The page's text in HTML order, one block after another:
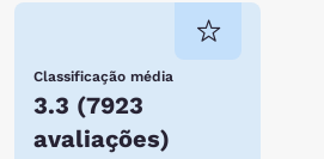
Classificação média
3.3 (7923
avaliações)